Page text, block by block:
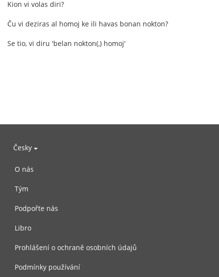
Kion vi volas diri?
Ĉu vi deziras al homoj ke ili havas bonan nokton?
Se tio, vi diru 'belan nokton(,) homoj'
Česky
O nás
Tým
Podpořte nás
Libro
Prohlášení o ochraně osobních údajů
Podmínky používání